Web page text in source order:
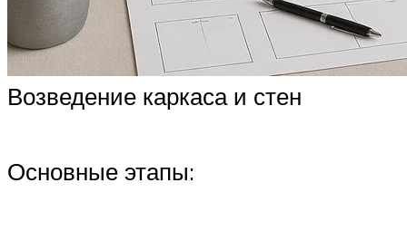
Возведение каркаса и стен
Основные этапы: